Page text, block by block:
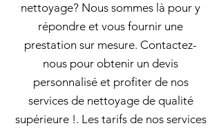
nettoyage? Nous sommes là pour y
répondre et vous fournir une
prestation sur mesure. Contactez-
nous pour obtenir un devis
personnalisé et profiter de nos
services de nettoyage de qualité
supérieure !. Les tarifs de nos services